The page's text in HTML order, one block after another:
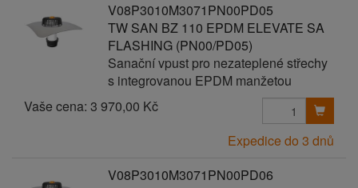
V08P3010M3071PN00PD05
TW SAN BZ 110 EPDM ELEVATE SA
FLASHING (PN00/PD05)
Sanační vpust pro nezateplené střechy
s integrovanou EPDM manžetou
Vaše cena: 3 970,00 Kč
Expedice do 3 dnů
V08P3010M3071PN00PD06